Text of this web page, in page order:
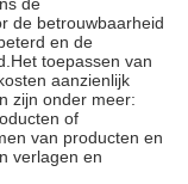
de betrouwbaarheid
en de
toepassen van
aanzienlijk
zijn onder meer:
of
van producten en
verlagen en